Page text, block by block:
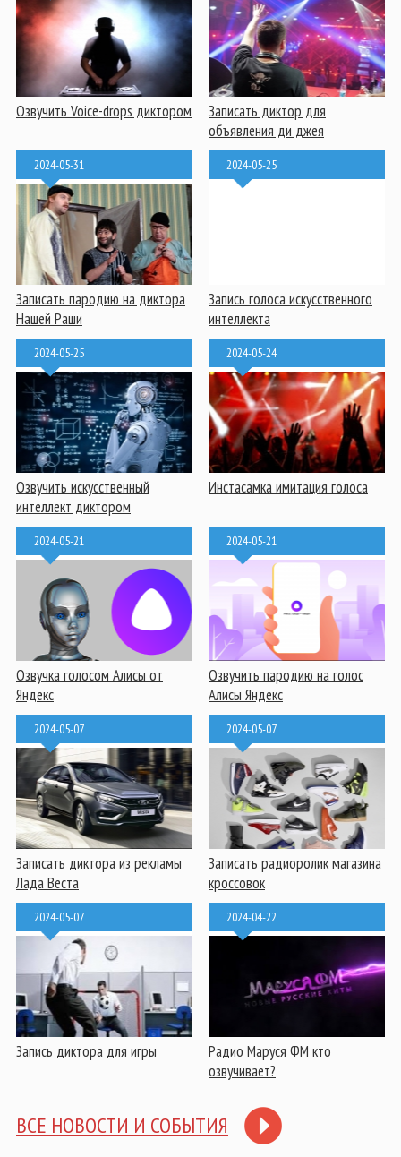
Озвучить Voice-drops диктором
Записать диктор для
объявления ди джея
2024-05-31
Записать пародию на диктора
Нашей Раши
2024-05-25
Запись голоса искусственного
интеллекта
2024-05-25
Озвучить искусственный
интеллект диктором
2024-05-24
Инстасамка имитация голоса
2024-05-21
Озвучка голосом Алисы от
Яндекс
2024-05-21
Озвучить пародию на голос
Алисы Яндекс
2024-05-07
Записать диктора из рекламы
Лада Веста
2024-05-07
Записать радиоролик магазина
кроссовок
2024-05-07
Запись диктора для игры
2024-04-22
Радио Маруся ФМ кто
озвучивает?
ВСЕ НОВОСТИ И СОБЫТИЯ